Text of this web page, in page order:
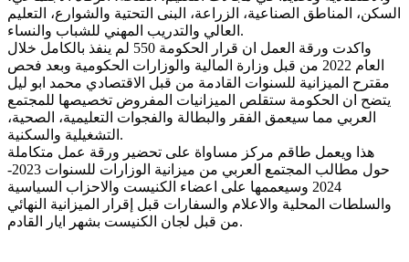
السكن، المناطق الصناعية، الزراعة، البنى التحتية والشوارع، التعليم
العالي والتدريب المهني للشباب والنساء.
واكدت ورقة العمل ان قرار الحكومة 550 لم ينفذ بالكامل خلال
العام 2022 من قبل وزارة المالية والوزارات الحكومية وبعد فحص
مقترح الميزانية للسنوات القادمة من قبل الاقتصادي محمد ابو ليل
يتضح ان الحكومة ستقلص الميزانيات المفروض تخصيصها للمجتمع
العربي مما سيعمق الفقر والبطالة والفجوات التعليمية، الصحية،
التشغيلية والسكنية.
هذا ويعمل طاقم مركز مساواة على تحضير ورقة عمل متكاملة
حول مطالب المجتمع العربي من ميزانية الوزارات للسنوات 2023-
2024 وسيعممها على اعضاء الكنيست والاحزاب السياسية
والسلطات المحلية والاعلام والسفارات قبل إقرار الميزانية النهائي
من قبل لجان الكنيست بشهر ايار القادم.